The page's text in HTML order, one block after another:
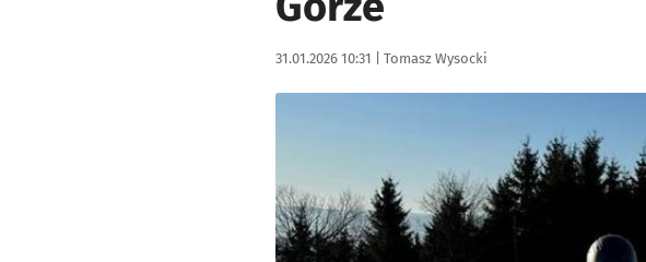
Data publikacji:
31.01.2026 10:31 | Autor:
Tomasz Wysocki